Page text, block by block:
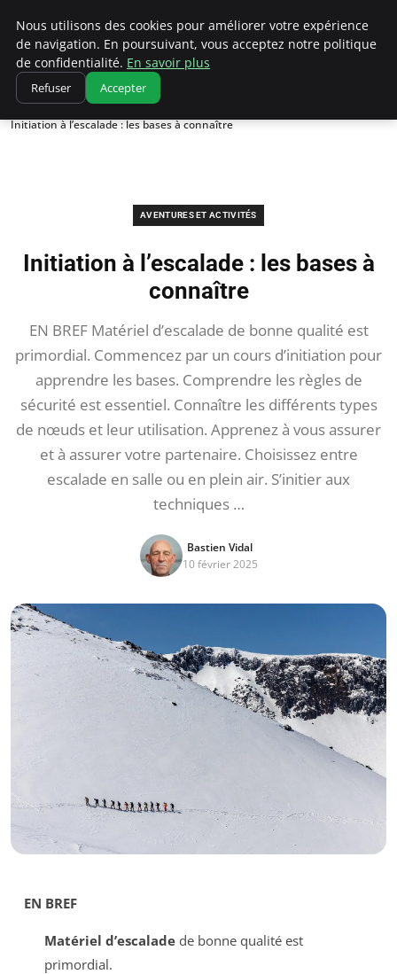
Correze Co
Accueil
Aventures et activités
Initiation à l’escalade : les bases à connaître
AVENTURES ET ACTIVITÉS
Initiation à l’escalade : les bases à
connaître
EN BREF Matériel d’escalade de bonne qualité est
primordial. Commencez par un cours d’initiation pour
apprendre les bases. Comprendre les règles de
sécurité est essentiel. Connaître les différents types
de nœuds et leur utilisation. Apprenez à vous assurer
et à assurer votre partenaire. Choisissez entre
escalade en salle ou en plein air. S’initier aux
techniques …
Bastien Vidal
10 février 2025
EN BREF
Matériel d’escaladede bonne qualité est
primordial.
Nous utilisons des cookies pour améliorer votre expérience
de navigation. En poursuivant, vous acceptez notre politique
de confidentialité. En savoir plus
Refuser Accepter